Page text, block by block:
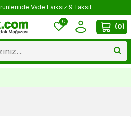
Vade Farksız 9 Taksit
0
(0)